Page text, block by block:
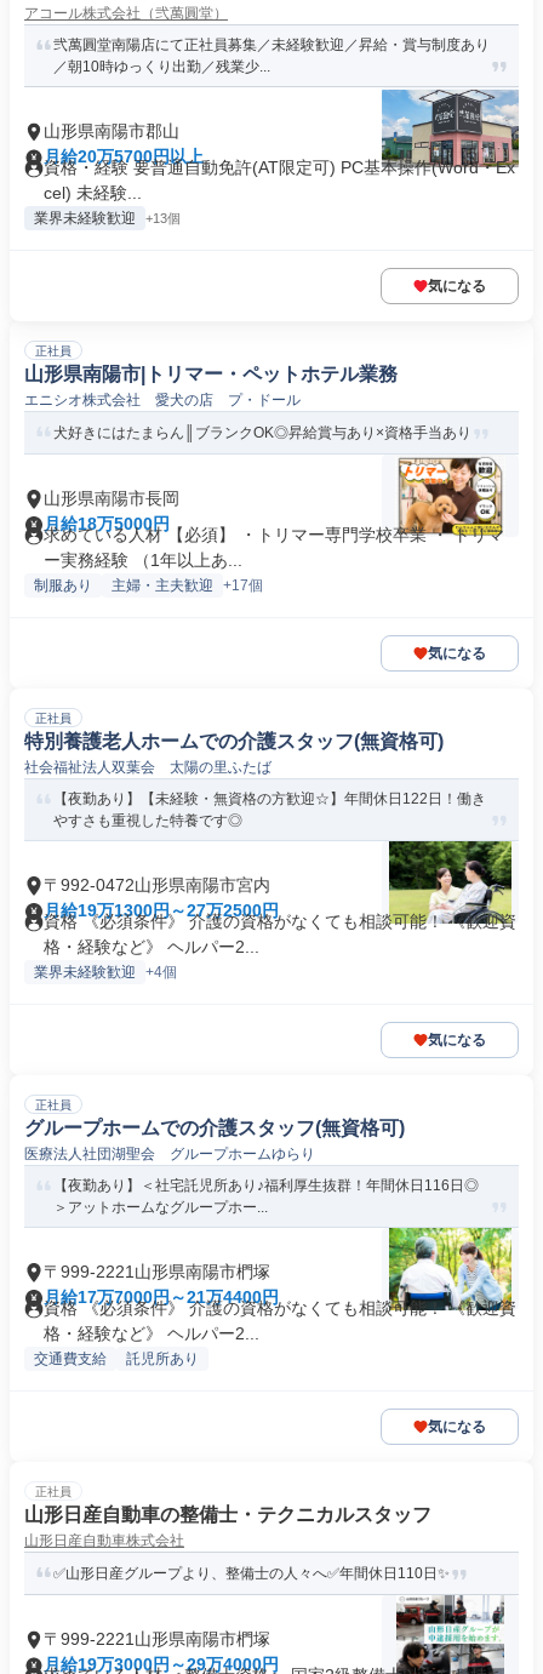
アコール株式会社（弐萬圓堂）
弐萬圓堂南陽店にて正社員募集／未経験歓迎／昇給・賞与制度あり
／朝10時ゆっくり出勤／残業少...
山形県南陽市郡山
月給20万5700円以上
資格・経験 要普通自動免許(AT限定可) PC基本操作(Word・Ex
cel) 未経験...
業界未経験歓迎 +13個
気になる
正社員
山形県南陽市|トリマー・ペットホテル業務
エニシオ株式会社 愛犬の店 プ・ドール
犬好きにはたまらん║ブランクOK◎昇給賞与あり×資格手当あり
山形県南陽市長岡
月給18万5000円
求めている人材 【必須】 ・トリマー専門学校卒業 ・ トリマ
ー実務経験 （1年以上あ...
制服あり 主婦・主夫歓迎 +17個
気になる
正社員
特別養護老人ホームでの介護スタッフ(無資格可)
社会福祉法人双葉会 太陽の里ふたば
【夜勤あり】【未経験・無資格の方歓迎☆】年間休日122日！働き
やすさも重視した特養です◎
〒992-0472山形県南陽市宮内
月給19万1300円～27万2500円
資格 《必須条件》 介護の資格がなくても相談可能！ 《歓迎資
格・経験など》 ヘルパー2...
業界未経験歓迎 +4個
気になる
正社員
グループホームでの介護スタッフ(無資格可)
医療法人社団湖聖会 グループホームゆらり
【夜勤あり】＜社宅託児所あり♪福利厚生抜群！年間休日116日◎
＞アットホームなグループホー...
〒999-2221山形県南陽市椚塚
月給17万7000円～21万4400円
資格 《必須条件》 介護の資格がなくても相談可能！ 《歓迎資
格・経験など》 ヘルパー2...
交通費支給 託児所あり
気になる
正社員
山形日産自動車の整備士・テクニカルスタッフ
山形日産自動車株式会社
✅山形日産グループより、整備士の人々へ✅年間休日110日✨
〒999-2221山形県南陽市椚塚
月給19万3000円～29万4000円